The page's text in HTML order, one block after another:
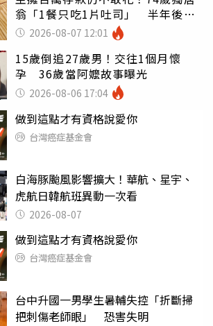
翁「1餐只吃1片吐司」 半年後暴
瘦嚇壞女兒
2026-08-07 12:01
15歲倒追27歲男！交往1個月懷
孕 36歲當阿嬤故事曝光
2026-08-06 17:04
做到這點才有資格說愛你
台灣癌症基金會
白海豚颱風影響擴大！華航、星宇、
虎航日韓航班異動一次看
2026-08-07
做到這點才有資格說愛你
台灣癌症基金會
台中升國一男學生暑輔失控「折斷掃
把刺傷老師眼」 恐害失明